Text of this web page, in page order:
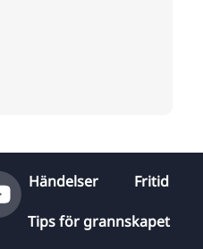
Händelser Fritid
Tips för grannskapet